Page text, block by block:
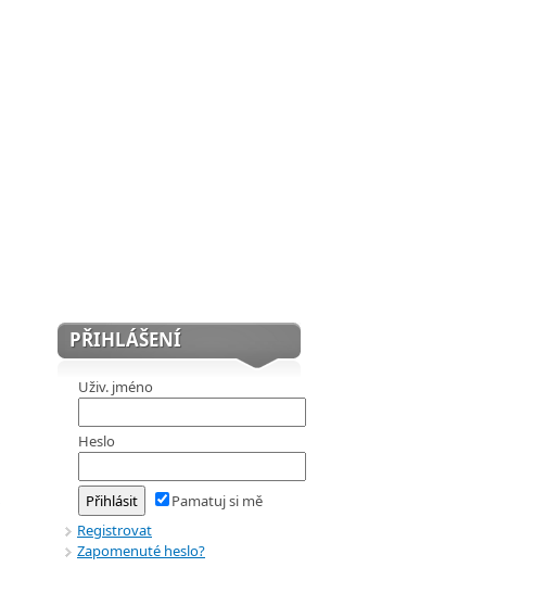
PŘIHLÁŠENÍ
Uživ. jméno
Heslo
Pamatuj si mě
Registrovat
Zapomenuté heslo?